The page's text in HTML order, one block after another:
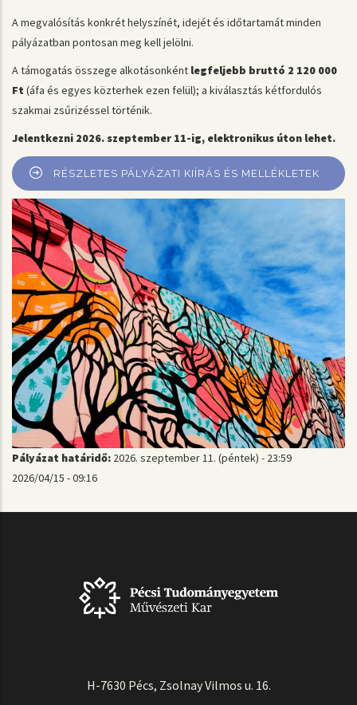
A megvalósítás konkrét helyszínét, idejét és időtartamát minden
pályázatban pontosan meg kell jelölni.
A támogatás összege alkotásonként legfeljebb bruttó 2 120 000
Ft (áfa és egyes közterhek ezen felül); a kiválasztás kétfordulós
szakmai zsűrizéssel történik.
Jelentkezni 2026. szeptember 11-ig, elektronikus úton lehet.
RÉSZLETES PÁLYÁZATI KIÍRÁS ÉS MELLÉKLETEK
Pályázat határidő: 2026. szeptember 11. (péntek) - 23:59
2026/04/15 - 09:16
H-7630 Pécs, Zsolnay Vilmos u. 16.